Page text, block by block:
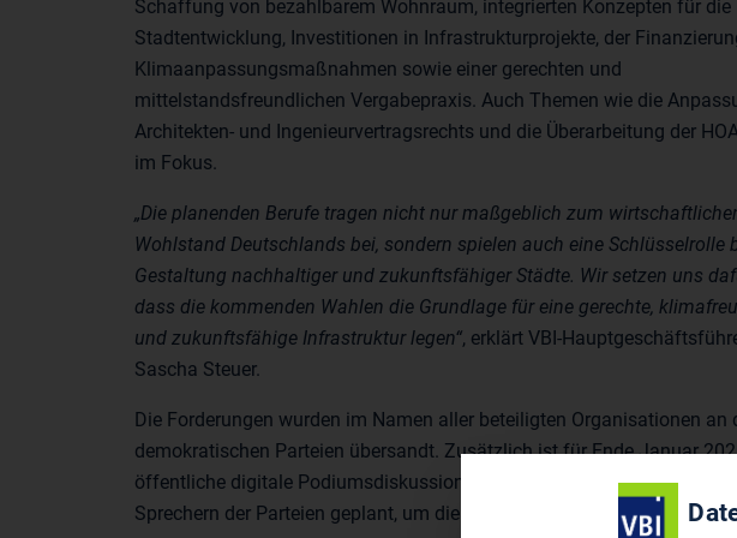
Schaffung von bezahlbarem Wohnraum, integrierten Konzepten für die
Stadtentwicklung, Investitionen in Infrastrukturprojekte, der
Klimaanpassungsmaßnahmen sowie einer gerechten und
mittelstandsfreundlichen Vergabepraxis. Auch Themen wie die
Architekten- und Ingenieurvertragsrechts und die Überarbeitung der
im Fokus.
„Die planenden Berufe tragen nicht nur maßgeblich zum
Wohlstand Deutschlands bei, sondern spielen auch eine Schlüsselrolle
Gestaltung nachhaltiger und zukunftsfähiger Städte. Wir setzen uns
dass die kommenden Wahlen die Grundlage für eine gerechte,
und zukunftsfähige Infrastruktur legen“, erklärt VBI-
Sascha Steuer.
Die Forderungen wurden im Namen aller beteiligten Organisationen an
demokratischen Parteien übersandt. Zusätzlich ist für Ende Januar
öffentliche digitale Podiumsdiskussion mit baupolitischen
Sprechern der Parteien geplant, um die zentralen Themen weiter zu